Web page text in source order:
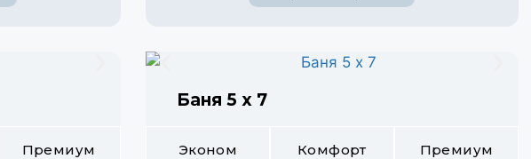
Премиум
Баня 5 х 7
Эконом Комфорт Премиум